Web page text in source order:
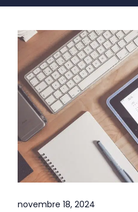
novembre 18, 2024